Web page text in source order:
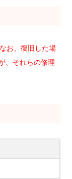
お、復旧した場
、それらの修理